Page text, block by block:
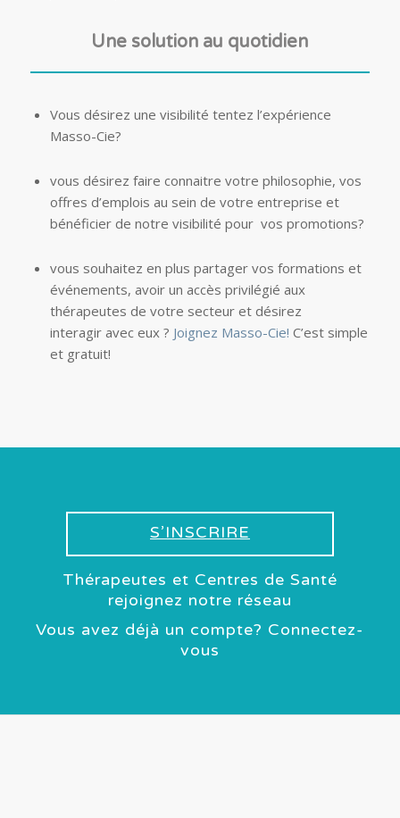
Une solution au quotidien
Vous désirez une visibilité tentez l’expérience
Masso-Cie?
vous désirez faire connaitre votre philosophie, vos
offres d’emplois au sein de votre entreprise et
bénéficier de notre visibilité pour vos promotions?
vous souhaitez en plus partager vos formations et
événements, avoir un accès privilégié aux
thérapeutes de votre secteur et désirez
interagir avec eux ? Joignez Masso-Cie! C’est simple
et gratuit!
S’INSCRIRE
Thérapeutes et Centres de Santé
rejoignez notre réseau
Vous avez déjà un compte? Connectez-
vous